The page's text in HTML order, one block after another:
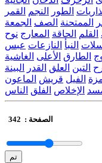
الطور النجم
القمر
الممتحنة الصف الجمعة
القلم الحاقة المعارج نوح
النبأ النازعات عبس
الطارق الأعلى الغاشية
التين العلق القدر
البينة
الفيل قريش الماعون
الإخلاص الفلق الناس
الصفحة : 342
تم